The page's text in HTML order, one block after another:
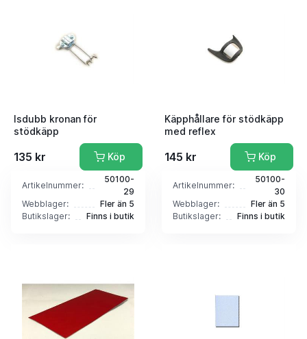
Isdubb kronan för
stödkäpp
135 kr Köp
Artikelnummer:
50100-
29
Webblager:
Fler än 5
Butikslager:
Finns i butik
Käpphållare för stödkäpp
med reflex
145 kr Köp
Artikelnummer:
50100-
30
Webblager:
Fler än 5
Butikslager:
Finns i butik